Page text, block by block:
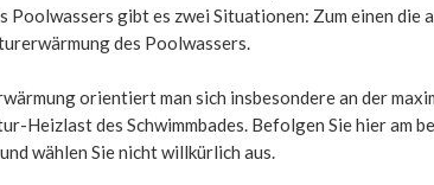
Poolwassers gibt es zwei Situationen: Zum einen die
des Poolwassers.
orientiert man sich insbesondere an der
des Schwimmbades. Befolgen Sie hier am
wählen Sie nicht willkürlich aus.